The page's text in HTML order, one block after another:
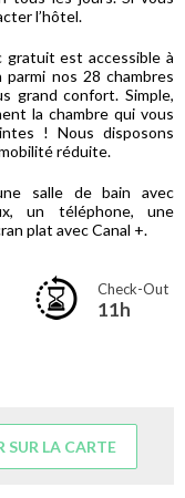
l’hôtel.
gratuit est accessible à
nos 28 chambres
grand confort. Simple,
la chambre qui vous
! Nous disposons
réduite.
salle de bain avec
un téléphone, une
plat avec Canal +.
Check-Out
11h
SUR LA CARTE